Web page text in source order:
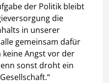
der Politik bleibt
die
in unserer
gemeinsam dafür
Angst vor der
sonst droht ein